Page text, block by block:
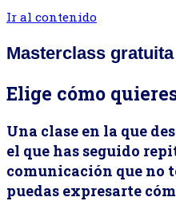
Ir al contenido
Masterclass gratuita
Elige cómo
Una clase en la que
el que has seguido
comunicación que no
puedas expresarte